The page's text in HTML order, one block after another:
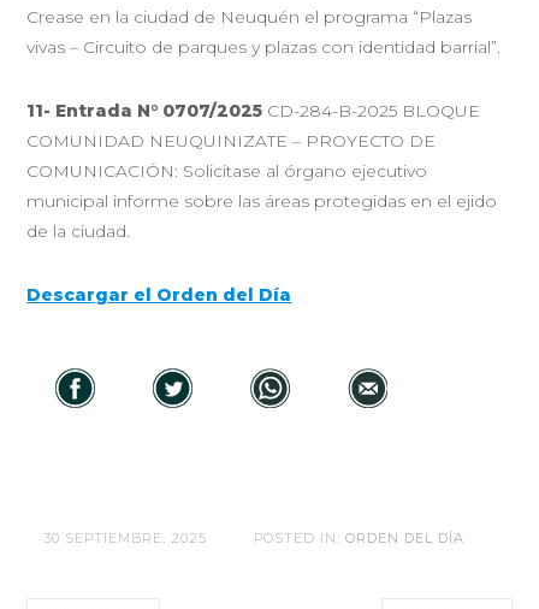
Crease en la ciudad de Neuquén el programa “Plazas
vivas – Circuito de parques y plazas con identidad barrial”.
11- Entrada N° 0707/2025 CD-284-B-2025 BLOQUE
COMUNIDAD NEUQUINIZATE – PROYECTO DE
COMUNICACIÓN: Solicitase al órgano ejecutivo
municipal informe sobre las áreas protegidas en el ejido
de la ciudad.
Descargar el Orden del Día
30 SEPTIEMBRE, 2025 POSTED IN:ORDEN DEL DÍA